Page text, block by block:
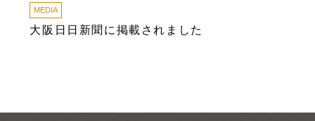
MEDIA
大阪日日新聞に掲載されました